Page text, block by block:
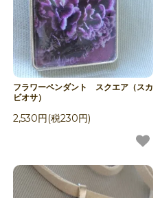
フラワーペンダント スクエア（スカ
ビオサ）
2,530円(税230円)